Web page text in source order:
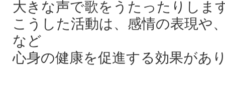
大きな声で歌をうたったりしま
こうした活動は、感情の表現や
など
心身の健康を促進する効果があ